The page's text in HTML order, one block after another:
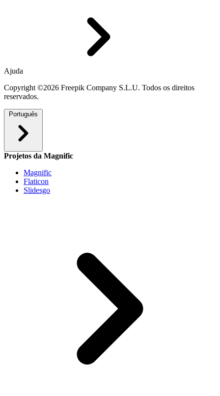
Ajuda
Copyright ©2026 Freepik Company S.L.U. Todos os direitos
reservados.
Português
Projetos da Magnific
Magnific
Flaticon
Slidesgo